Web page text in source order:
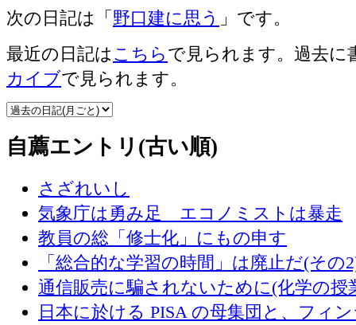
次の日記は「 野口建に思う 」です。
最近の日記は こちら で見られます。過去に
カイブで見られます。
自薦エントリ(古い順)
さざれいし
気象庁は勇み足 エコノミストは暴走
教員の総「修士化」にもの申す
「総合的な学習の時間」は廃止だ(その
通信販売に騙されないために(化学の授
日本に於ける PISA の母集団と、フィ